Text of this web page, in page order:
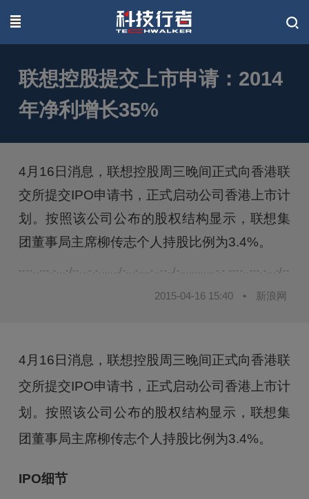
联系我们
联想控股提交上市申请：2014
年净利增长35%
4月16日消息，联想控股周三晚间正式向香港联
交所提交IPO申请书，正式启动公司香港上市计
划。按照该公司公布的股权结构显示，联想集
团董事局主席柳传志个人持股比例为3.4%。
----..---.-...-/--...-.-......./-...-....-..--../-............-.- ----..---.-...-/--
2015-04-16 15:40 • 新浪网
4月16日消息，联想控股周三晚间正式向香港联
交所提交IPO申请书，正式启动公司香港上市计
划。按照该公司公布的股权结构显示，联想集
团董事局主席柳传志个人持股比例为3.4%。
IPO细节